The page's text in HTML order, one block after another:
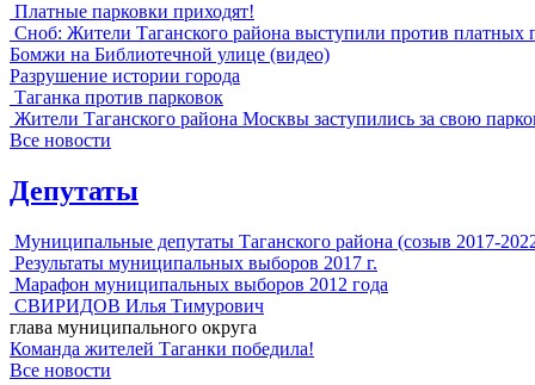
Платные парковки приходят!
Сноб: Жители Таганского района выступили против платных
Бомжи на Библиотечной улице (видео)
Разрушение истории города
Таганка против парковок
Жители Таганского района Москвы заступились за свою
Все новости
Депутаты
Муниципальные депутаты Таганского района (созыв 2017-
Результаты муниципальных выборов 2017 г.
Марафон муниципальных выборов 2012 года
СВИРИДОВ Илья Тимурович
глава муниципального округа
Команда жителей Таганки победила!
Все новости